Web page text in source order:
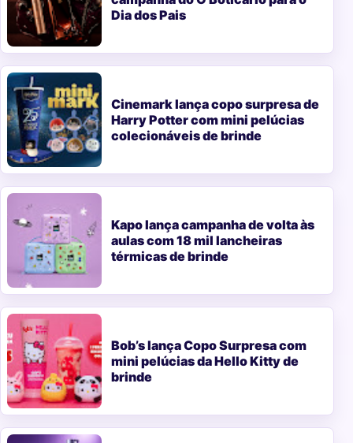
Dia dos Pais
Cinemark lança copo surpresa de
Harry Potter com mini pelúcias
colecionáveis de brinde
Kapo lança campanha de volta às
aulas com 18 mil lancheiras
térmicas de brinde
Bob’s lança Copo Surpresa com
mini pelúcias da Hello Kitty de
brinde